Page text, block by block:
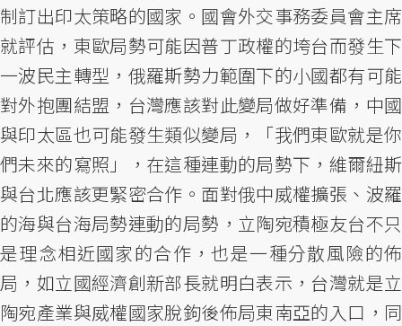
制訂出印太策略的國家。國會外交事務委員會主席
就評估，東歐局勢可能因普丁政權的垮台而發生下
一波民主轉型，俄羅斯勢力範圍下的小國都有可能
對外抱團結盟，台灣應該對此變局做好準備，中國
與印太區也可能發生類似變局，「我們東歐就是你
們未來的寫照」，在這種連動的局勢下，維爾紐斯
與台北應該更緊密合作。面對俄中威權擴張、波羅
的海與台海局勢連動的局勢，立陶宛積極友台不只
是理念相近國家的合作，也是一種分散風險的佈
局，如立國經濟創新部長就明白表示，台灣就是立
陶宛產業與威權國家脫鉤後佈局東南亞的入口，同